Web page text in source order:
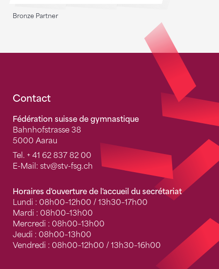
Bronze Partner
Fusszeile
Contact
Fédération suisse de gymnastique
Bahnhofstrasse 38
5000 Aarau
Tel. + 41 62 837 82 00
E-Mail: stv@stv-fsg.ch
Horaires d'ouverture de l'accueil du secrétariat
Lundi : 08h00–12h00 / 13h30–17h00
Mardi : 08h00–13h00
Mercredi : 08h00–13h00
Jeudi : 08h00–13h00
Vendredi : 08h00–12h00 / 13h30–16h00